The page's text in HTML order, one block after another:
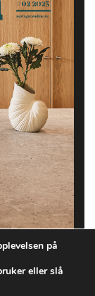
på
eller slå